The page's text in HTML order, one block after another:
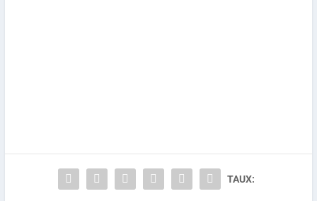
TAUX: